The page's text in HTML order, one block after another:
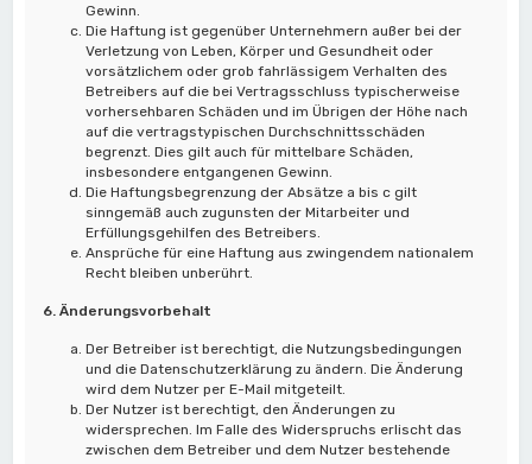
Gewinn.
Die Haftung ist gegenüber Unternehmern außer bei der
Verletzung von Leben, Körper und Gesundheit oder
vorsätzlichem oder grob fahrlässigem Verhalten des
Betreibers auf die bei Vertragsschluss typischerweise
vorhersehbaren Schäden und im Übrigen der Höhe nach
auf die vertragstypischen Durchschnittsschäden
begrenzt. Dies gilt auch für mittelbare Schäden,
insbesondere entgangenen Gewinn.
Die Haftungsbegrenzung der Absätze a bis c gilt
sinngemäß auch zugunsten der Mitarbeiter und
Erfüllungsgehilfen des Betreibers.
Ansprüche für eine Haftung aus zwingendem nationalem
Recht bleiben unberührt.
6. Änderungsvorbehalt
Der Betreiber ist berechtigt, die Nutzungsbedingungen
und die Datenschutzerklärung zu ändern. Die Änderung
wird dem Nutzer per E-Mail mitgeteilt.
Der Nutzer ist berechtigt, den Änderungen zu
widersprechen. Im Falle des Widerspruchs erlischt das
zwischen dem Betreiber und dem Nutzer bestehende